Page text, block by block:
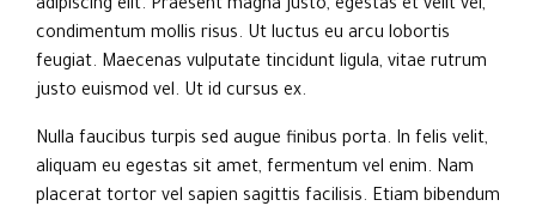
adipiscing elit. Praesent magna justo, egestas et velit vel,
condimentum mollis risus. Ut luctus eu arcu lobortis
feugiat. Maecenas vulputate tincidunt ligula, vitae rutrum
justo euismod vel. Ut id cursus ex.
Nulla faucibus turpis sed augue finibus porta. In felis velit,
aliquam eu egestas sit amet, fermentum vel enim. Nam
placerat tortor vel sapien sagittis facilisis. Etiam bibendum